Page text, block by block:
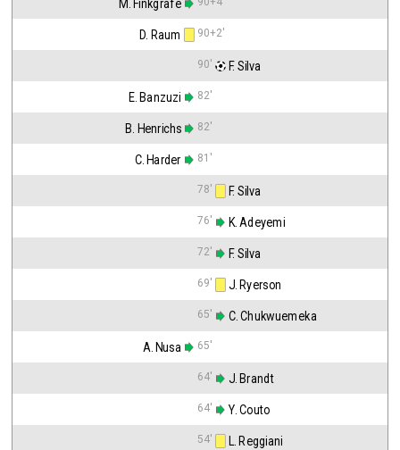
M. Finkgrafe
D. Raum 90+2'
90' F. Silva
E. Banzuzi 82'
B. Henrichs 82'
C. Harder 81'
78' F. Silva
76' K. Adeyemi
72' F. Silva
69' J. Ryerson
65' C. Chukwuemeka
A. Nusa 65'
64' J. Brandt
64' Y. Couto
54' L. Reggiani